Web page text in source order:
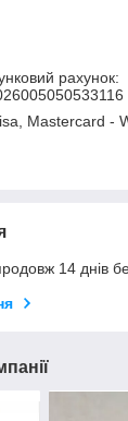
рахунок:
Mastercard -
14 днів